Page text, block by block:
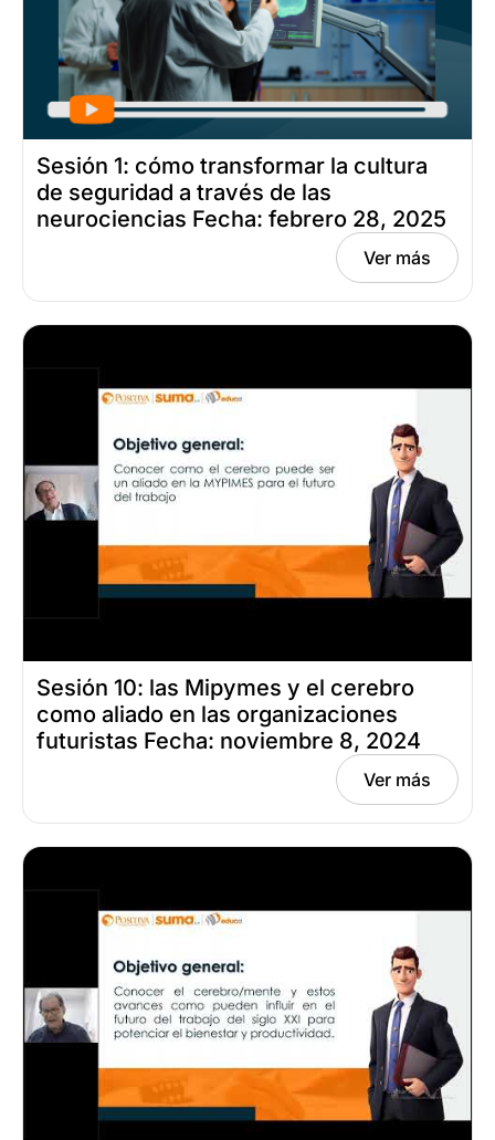
Sesión 1: cómo transformar la cultura
de seguridad a través de las
neurociencias Fecha: febrero 28, 2025
Ver más
Sesión 10: las Mipymes y el cerebro
como aliado en las organizaciones
futuristas Fecha: noviembre 8, 2024
Ver más